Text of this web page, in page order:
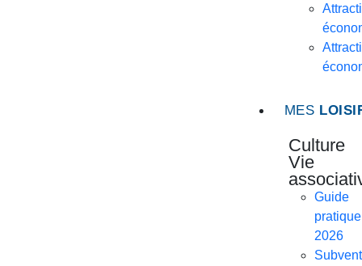
MES
Culture
Vie
Guide
pratique
2026